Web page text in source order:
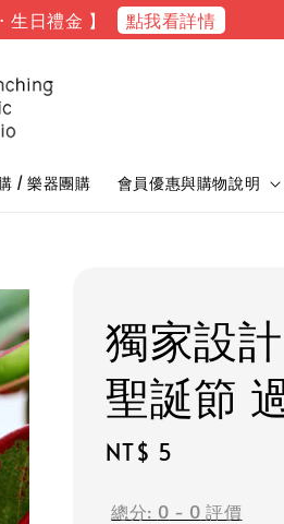
日禮金 】 點我看詳情
/ 樂器團購 會員優惠與購物說明
獨家設
聖誕節
Regular
NT$ 5
總分: 0 - 0 評價